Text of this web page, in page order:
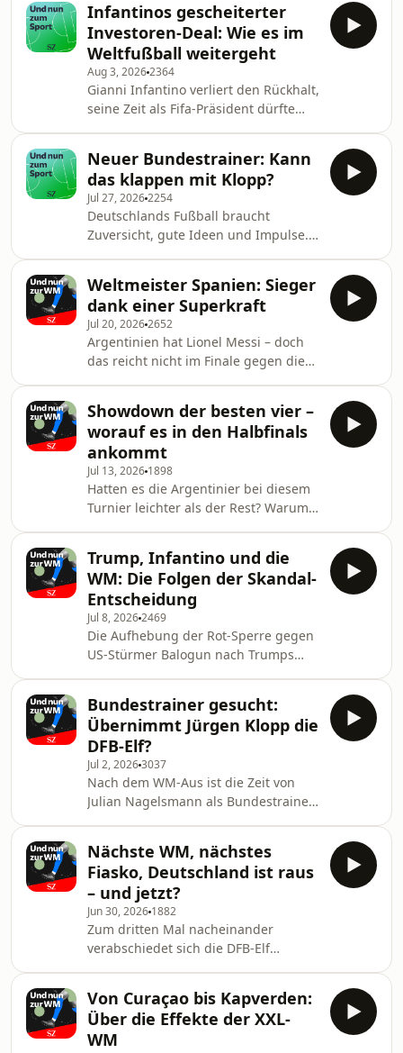
Infantinos gescheiterter
Investoren-Deal: Wie es im
Weltfußball weitergeht
Aug 3, 20262364
Gianni Infantino verliert den Rückhalt,
seine Zeit als Fifa-Präsident dürfte
könnte sich nun alles ändern?
Neuer Bundestrainer: Kann
das klappen mit Klopp?
Jul 27, 20262254
Deutschlands Fußball braucht
Zuversicht, gute Ideen und Impulse.
Präsentation greifbar – ist er der
richtige Mann für die am Boden
liegende Nationalelf?
Weltmeister Spanien: Sieger
dank einer Superkraft
Jul 20, 20262652
Argentinien hat Lionel Messi – doch
das reicht nicht im Finale gegen die
Titel gewonnen hat und was von
dieser WM bleibt.
Showdown der besten vier –
worauf es in den Halbfinals
ankommt
Jul 13, 2026 1898
Hatten es die Argentinier bei diesem
Turnier leichter als der Rest? Warum
gegen Frankreich das bessere
Kollektiv? Die Analyse der Halbfinals.
Trump, Infantino und die
WM: Die Folgen der Skandal-
Entscheidung
Jul 8, 20262469
Die Aufhebung der Rot-Sperre gegen
US-Stürmer Balogun nach Trumps
Fußball damit kaputt? Was muss nun
passieren?
Bundestrainer gesucht:
Übernimmt Jürgen Klopp die
DFB-Elf?
Jul 2, 20263037
Nach dem WM-Aus ist die Zeit von
Julian Nagelsmann als Bundestrainer
Und was muss sich alles ändern?
Nächste WM, nächstes
Fiasko, Deutschland ist raus
– und jetzt?
Jun 30, 2026 1882
Zum dritten Mal nacheinander
verabschiedet sich die DFB-Elf
ersten Mal in ihrer Geschichte im
Elfmeterschießen. Julian Nagelsmann
schließt einen
Von Curaçao bis Kapverden:
Über die Effekte der XXL-
WM